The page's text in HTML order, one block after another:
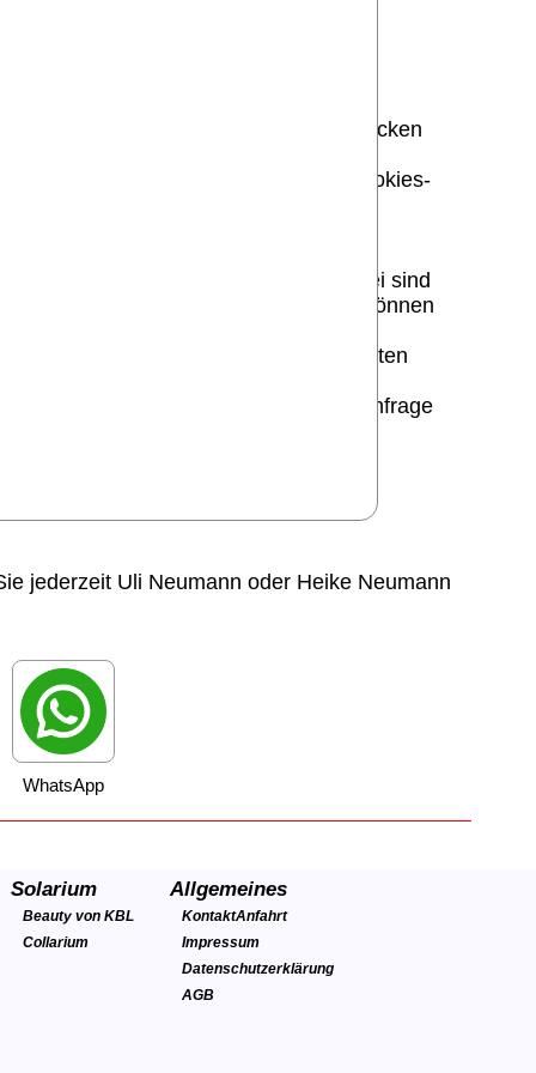
folgt aus oben aufgelisteten Zwecken
Ihre Person zu ziehen.
dazu erhalten Sie unter -Cookies-
Formular Kontakt aufzunehmen. Dabei sind
zu können. Weitere Angaben können
auf Grundlage Ihrer freiwillig erteilten
der von Ihnen gestellten Anfrage
Bestimmungen zu ändern.
jederzeit Uli Neumann oder Heike Neumann
WhatsApp
Solarium
Beauty von KBL
Collarium
Allgemeines
KontaktAnfahrt
Impressum
Datenschutzerklärung
AGB